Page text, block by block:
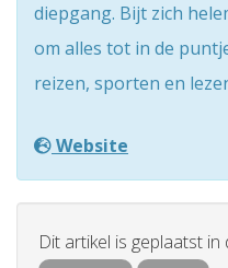
diepgang. Bijt zich
om alles tot in de
reizen, sporten en
Website
Dit artikel is geplaatst